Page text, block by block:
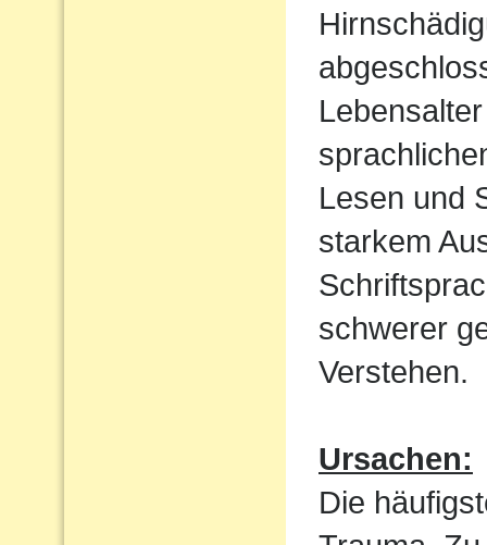
Lesen und
starkem
schwerer
Verstehen.
Ursachen:
Die